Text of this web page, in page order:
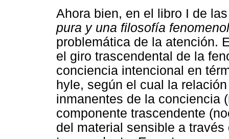
Ahora bien, en el libro I de
pura y una filosofía
problemática de la atención.
el giro trascendental de la
conciencia intencional en
hyle, según el cual la
inmanentes de la conciencia
componente trascendente
del material sensible a